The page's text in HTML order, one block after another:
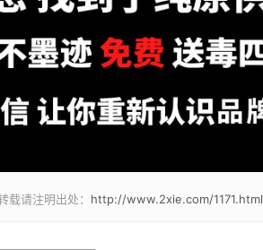
载请注明出处： http://www.2xie.com/1171.html